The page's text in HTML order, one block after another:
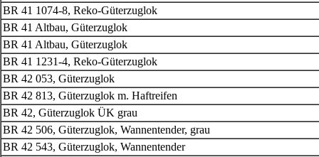
BR 41 1074-8, Reko-Güterzuglok
BR 41 Altbau, Güterzuglok
BR 41 Altbau, Güterzuglok
BR 41 1231-4, Reko-Güterzuglok
BR 42 053, Güterzuglok
BR 42 813, Güterzuglok m. Haftreifen
BR 42, Güterzuglok ÜK grau
BR 42 506, Güterzuglok, Wannentender, grau
BR 42 543, Güterzuglok, Wannentender